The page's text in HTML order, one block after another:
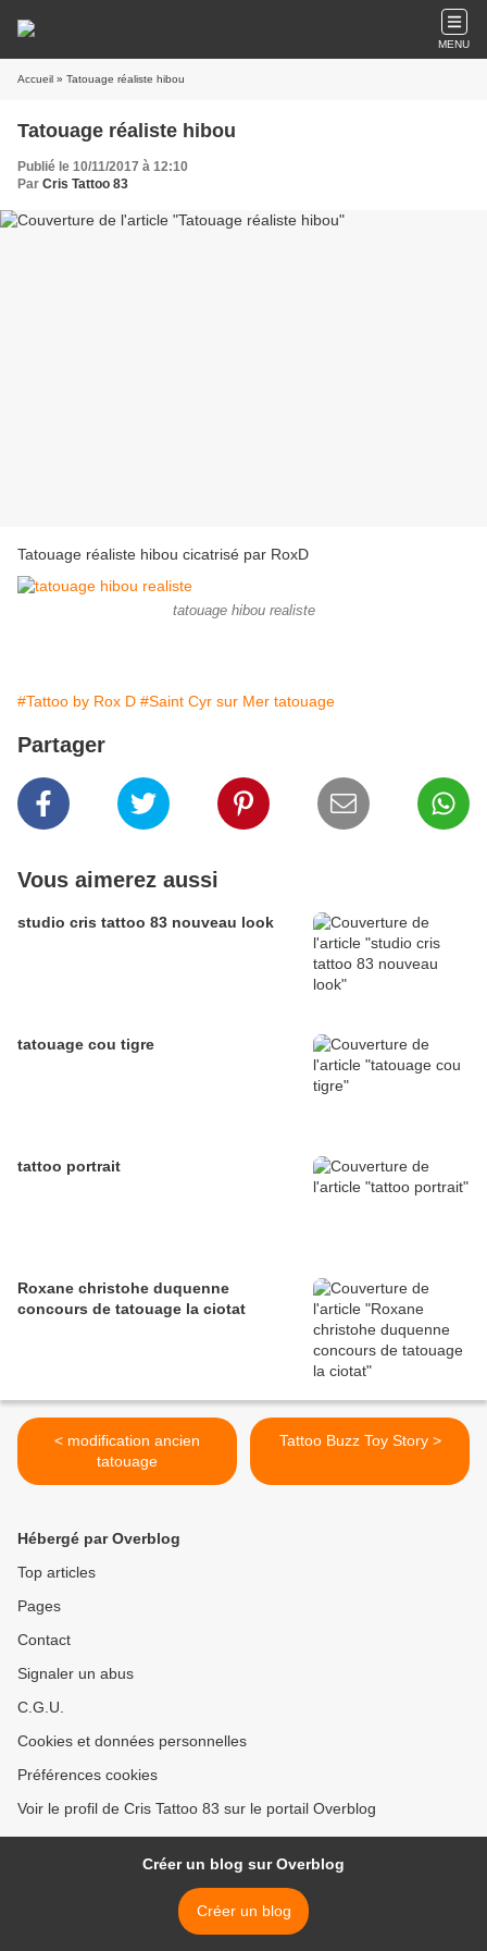
MENU
Accueil » Tatouage réaliste hibou
Tatouage réaliste hibou
Publié le 10/11/2017 à 12:10
Par Cris Tattoo 83
Tatouage réaliste hibou cicatrisé par RoxD
tatouage hibou realiste
#Tattoo by Rox D #Saint Cyr sur Mer tatouage
Partager
Vous aimerez aussi
studio cris tattoo 83 nouveau look
tatouage cou tigre
tattoo portrait
Roxane christohe duquenne
concours de tatouage la ciotat
< modification ancien
tatouage
Tattoo Buzz Toy Story >
Hébergé par Overblog
Top articles
Pages
Contact
Signaler un abus
C.G.U.
Cookies et données personnelles
Préférences cookies
Voir le profil de Cris Tattoo 83 sur le portail Overblog
Créer un blog sur Overblog
Créer un blog